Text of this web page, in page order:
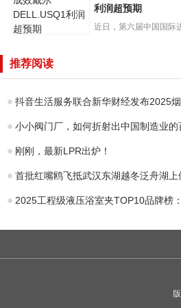
ShineKa
效戴尔
DELL.USQ1利润
利润超预期
近日，第六届中国国际
推荐阅读
抖音生活服务联合新华财经发布2025
小小阀门厂，如何折射出中国制造业的
刚刚，最新LPR出炉！
首批红嘴鸥飞抵武汉东湖越冬泛舟湖上
2025工程级液压浴室夹TOP10品牌榜